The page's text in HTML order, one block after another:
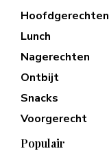
Hoofdgerechten
Lunch
Nagerechten
Ontbijt
Snacks
Voorgerecht
Populair